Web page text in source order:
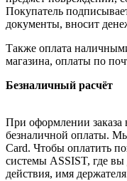
Покупатель
документы, вносит
Также оплата
магазина, оплаты по
Безналичный расчёт
При оформлении заказа
безналичной оплаты.
Card. Чтобы оплатить
системы ASSIST, где
действия, имя